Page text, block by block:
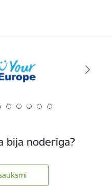
bija noderīga?